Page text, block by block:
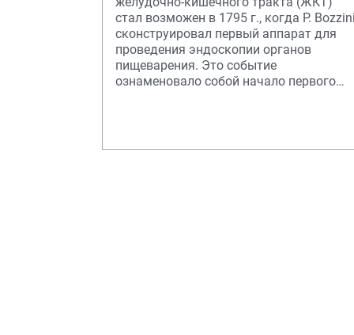
стал возможен в 1795 г., когда P. Bozzini
сконструировал первый аппарат для
проведения эндоскопии органов
пищеварения. Это событие
ознаменовало собой начало первого